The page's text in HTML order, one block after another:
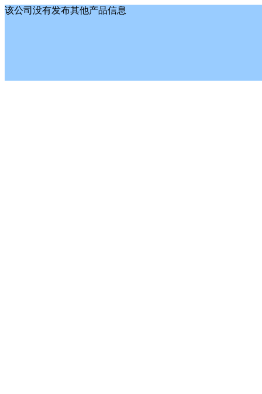
该公司没有发布其他产品信息